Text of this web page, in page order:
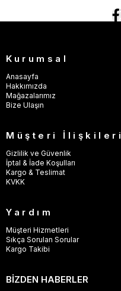
Kurumsal
Anasayfa
Hakkımızda
Mağazalarımız
Bize Ulaşın
Müşteri İlişkileri
Gizlilik ve Güvenlik
İptal & İade Koşulları
Kargo & Teslimat
KVKK
Yardım
Müşteri Hizmetleri
Sıkça Sorulan Sorular
Kargo Takibi
BİZDEN HABERLER